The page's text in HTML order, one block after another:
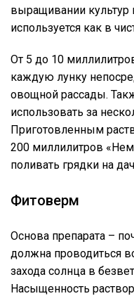
выращивании культур
используется как в
От 5 до 10
каждую лунку
овощной рассады.
использовать за
Приготовленным
200 миллилитров
поливать грядки на
Фитоверм
Основа препарата –
должна проводиться
захода солнца в
Насыщенность